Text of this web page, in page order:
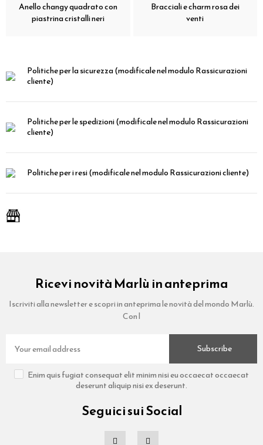
Anello changy quadrato con
piastrina cristalli neri
Bracciali e charm rosa dei
venti
Politiche per la sicurezza(modificale nel modulo Rassicurazioni
cliente)
Politiche per le spedizioni(modificale nel modulo Rassicurazioni
cliente)
Politiche per i resi(modificale nel modulo Rassicurazioni cliente)
Ricevi novità Marlù in anteprima
Iscriviti alla newsletter e scopri in anteprima le novità del mondo Marlù.
Con l
Subscribe
Enim quis fugiat consequat elit minim nisi eu occaecat occaecat
deserunt aliquip nisi ex deserunt.
Seguici sui Social